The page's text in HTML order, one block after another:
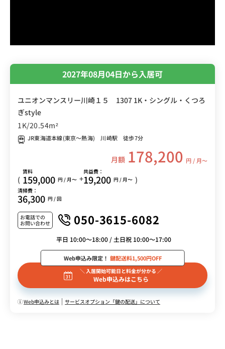
2027年08月04日から入居可
ユニオンマンスリー川崎１５ 1307 1K・シングル・くつろ
ぎstyle
1K/20.54m²
JR東海道本線(東京～熱海) 川崎駅 徒歩7分
月額 178,200 円 / 月〜
(
賃料
159,000 円 / 月〜 +
共益費：
19,200 円 / 月〜 )
清掃費：
36,300 円 / 回
お電話での
お問い合わせ
050-3615-6082
平日 10:00～18:00 / 土日祝 10:00～17:00
＼ 入居開始可能日と料金が分かる ／
Web申込みはこちら
Web申込み限定！ 鍵配送料1,500円OFF
Web申込みとは サービスオプション「鍵の配送」について